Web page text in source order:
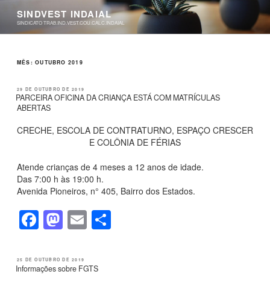
Pular
SINDVEST INDAIAL
SINDICATO TRAB.IND.VEST.COU.CALC.INDAIAL
MÊS:OUTUBRO 2019
PUBLICADO
EM
29 DE OUTUBRO DE 2019
PARCEIRA OFICINA DA CRIANÇA ESTÁ COM MATRÍCULAS
ABERTAS
CRECHE, ESCOLA DE CONTRATURNO, ESPAÇO CRESCER
E COLÔNIA DE FÉRIAS
Atende crianças de 4 meses a 12 anos de idade.
Das 7:00 h às 19:00 h.
Avenida Pioneiros, n° 405, Bairro dos Estados.
F
a
c
e
M
a
st
o
E
m
ail
PUBLICADO
25 DE OUTUBRO DE 2019
Informações sobre FGTS